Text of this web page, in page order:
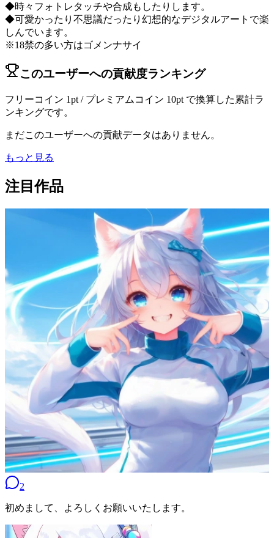
◆時々フォトレタッチや合成もしたりします。
◆可愛かったり不思議だったり幻想的なデジタルアートで楽
しんでいます。
※18禁の多い方はゴメンナサイ
このユーザーへの貢献度ランキング
フリーコイン 1pt / プレミアムコイン 10pt で換算した累計ラ
ンキングです。
まだこのユーザーへの貢献データはありません。
もっと見る
注目作品
2
初めまして、よろしくお願いいたします。